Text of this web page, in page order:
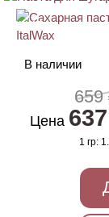
АКЦИЯ
В наличии
659
Цена 637
1 гр: